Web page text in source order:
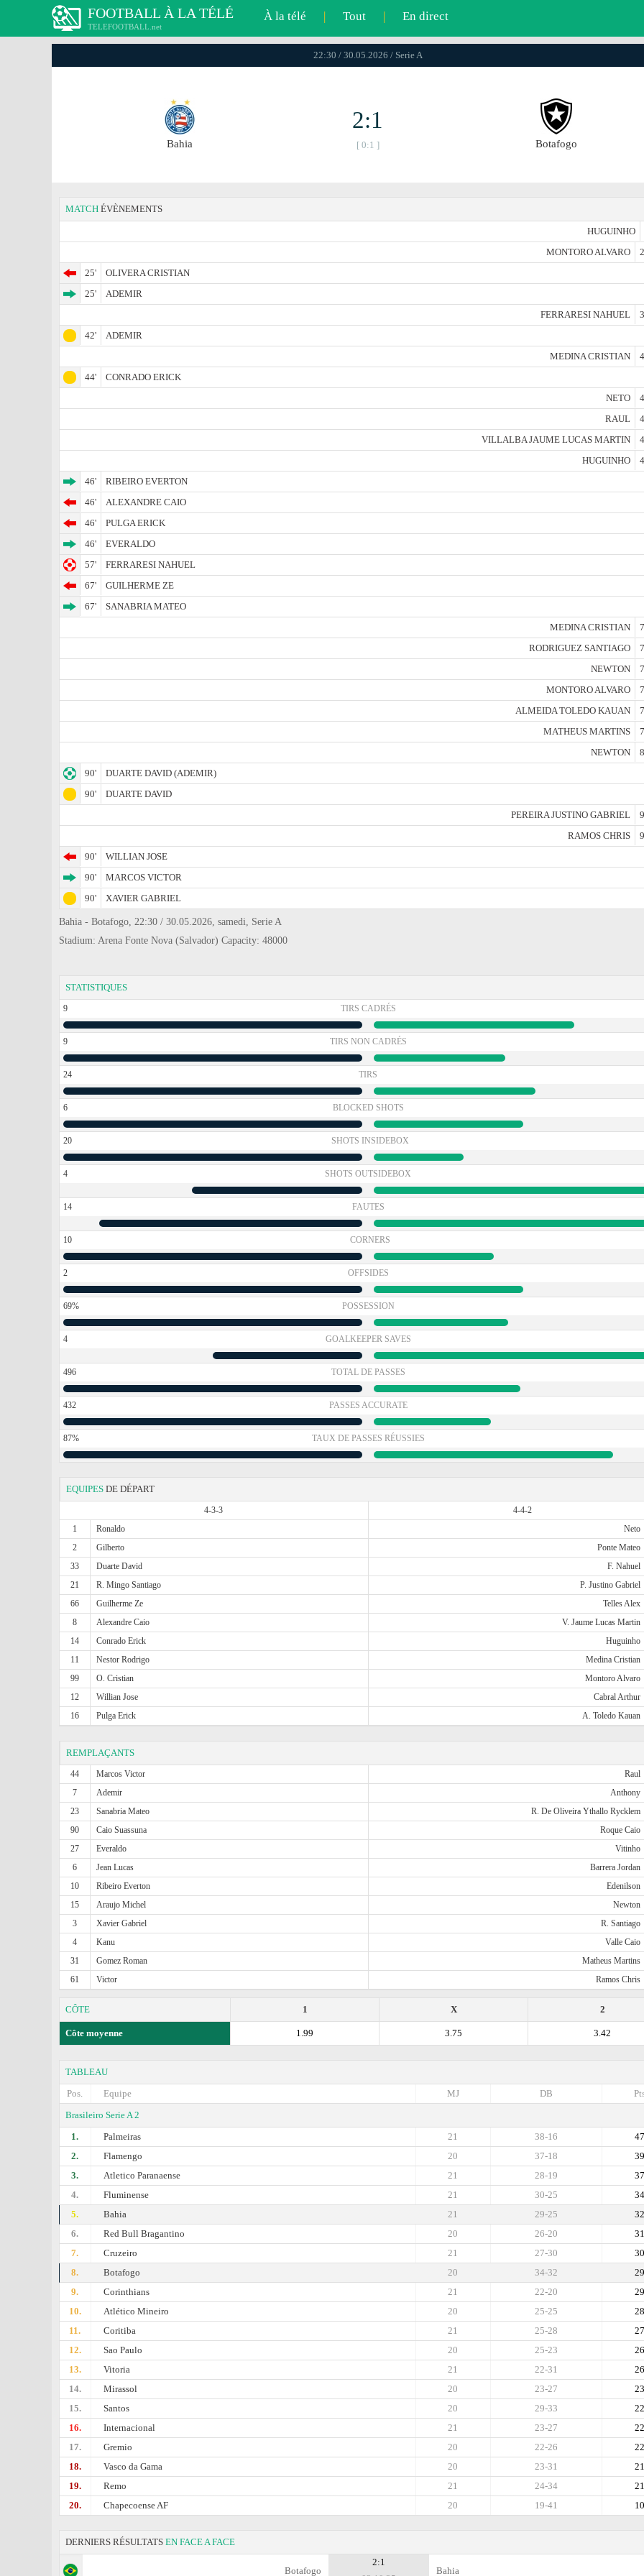
FOOTBALL À LA TÉLÉ
TELEFOOTBALL.net
À la télé | Tout | En direct
22:30 / 30.05.2026 / Serie A
Bahia
2:1
[ 0:1 ] Botafogo
MATCH ÉVÈNEMENTS
HUGUINHO
MONTORO ALVARO
25'
OLIVERA CRISTIAN
25'
ADEMIR
FERRARESI NAHUEL
42'
ADEMIR
MEDINA CRISTIAN
44'
CONRADO ERICK
NETO
RAUL
VILLALBA JAUME LUCAS MARTIN
HUGUINHO
46'
RIBEIRO EVERTON
46'
ALEXANDRE CAIO
46'
PULGA ERICK
46'
EVERALDO
57'
FERRARESI NAHUEL
67'
GUILHERME ZE
67'
SANABRIA MATEO
MEDINA CRISTIAN
RODRIGUEZ SANTIAGO
NEWTON
MONTORO ALVARO
ALMEIDA TOLEDO KAUAN
MATHEUS MARTINS
NEWTON
90'
DUARTE DAVID (ADEMIR)
90'
DUARTE DAVID
PEREIRA JUSTINO GABRIEL
RAMOS CHRIS
90'
WILLIAN JOSE
90'
MARCOS VICTOR
90'
XAVIER GABRIEL
Bahia - Botafogo, 22:30 / 30.05.2026, samedi, Serie A
Stadium: Arena Fonte Nova (Salvador) Capacity: 48000
STATISTIQUES
9 TIRS CADRÉS
9 TIRS NON CADRÉS
24 TIRS
6 BLOCKED SHOTS
20 SHOTS INSIDEBOX
4 SHOTS OUTSIDEBOX
14 FAUTES
10 CORNERS
2 OFFSIDES
69% POSSESSION
4 GOALKEEPER SAVES
496 TOTAL DE PASSES
432 PASSES ACCURATE
87% TAUX DE PASSES RÉUSSIES
EQUIPES DE DÉPART
4-3-3
4-4-2
1
Ronaldo Neto
2
Gilberto Ponte Mateo
33
Duarte David F. Nahuel
21
R. Mingo Santiago P. Justino Gabriel
66
Guilherme Ze Telles Alex
8
Alexandre Caio V. Jaume Lucas Martin
14
Conrado Erick Huguinho
11
Nestor Rodrigo Medina Cristian
99
O. Cristian Montoro Alvaro
12
Willian Jose Cabral Arthur
16
Pulga Erick A. Toledo Kauan
REMPLAÇANTS
44 Marcos Victor Raul
7
Ademir Anthony
23
Sanabria Mateo R. De Oliveira Ythallo Rycklem
90
Caio Suassuna Roque Caio
27
Everaldo Vitinho
6
Jean Lucas Barrera Jordan
10
Ribeiro Everton Edenilson
15
Araujo Michel Newton
3
Xavier Gabriel R. Santiago
4
Kanu Valle Caio
31
Gomez Roman Matheus Martins
61
Victor Ramos Chris
CÔTE 2
X
1
Côte moyenne 3.42
3.75
1.99
TABLEAU
Pos.
Equipe DB
MJ
Brasileiro Serie A 2
1.
Palmeiras 47
38-16
21
2.
Flamengo 39
37-18
20
3.
Atletico Paranaense 37
28-19
21
4.
Fluminense 34
30-25
21
5.
Bahia 32
29-25
21
6.
Red Bull Bragantino 31
26-20
20
7.
Cruzeiro 30
27-30
21
8.
Botafogo 29
34-32
20
9.
Corinthians 29
22-20
21
10.
Atlético Mineiro 28
25-25
20
11.
Coritiba 27
25-28
21
12.
Sao Paulo 26
25-23
20
13.
Vitoria 26
22-31
21
14.
Mirassol 23
23-27
20
15.
Santos 22
29-33
20
16.
Internacional 22
23-27
21
17.
Gremio 22
22-26
20
18.
Vasco da Gama 21
23-31
20
19.
Remo 21
24-34
21
20.
Chapecoense AF 10
19-41
20
DERNIERS RÉSULTATS EN FACE A FACE
Botafogo
2:1
Bahia